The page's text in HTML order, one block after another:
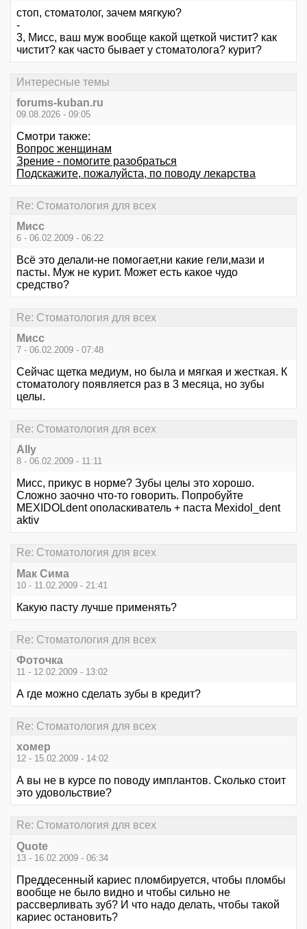
стоп, стоматолог, зачем мягкую?
-
3, Мисс, ваш муж вообще какой щеткой чистит? как
чистит? как часто бывает у стоматолога? курит?
Интересные темы
forums-kuban.ru
09.08.2026 - 09:05
Смотри также:
Вопрос женщинам
Зрение - помогите разобраться
Подскажите, пожалуйста, по поводу лекарства
Re: Стоматология для всех
Миcc
6 - 06.02.2009 - 06:22
Всё это делали-не помогает,ни какие гели,мази и
пасты. Муж не курит. Может есть какое чудо
средство?
Re: Стоматология для всех
Миcc
7 - 06.02.2009 - 07:48
Сейчас щетка медиум, но была и мягкая и жесткая. К
стоматологу появляется раз в 3 месяца, но зубы
целы.
Re: Стоматология для всех
Ally
8 - 06.02.2009 - 11:11
Мисс, прикус в норме? Зубы целы это хорошо.
Сложно заочно что-то говорить. Попробуйте
MEXIDOLdent ополаскиватель + паста Mexidol_dent
aktiv
Re: Стоматология для всех
Мак Сима
10 - 11.02.2009 - 21:41
Какую пасту лучше применять?
Re: Стоматология для всех
Фоточка
11 - 12.02.2009 - 13:02
А где можно сделать зубы в кредит?
Re: Стоматология для всех
хомер
12 - 15.02.2009 - 14:02
А вы не в курсе по поводу имплантов. Сколько стоит
это удовольствие?
Re: Стоматология для всех
Quote
13 - 16.02.2009 - 06:34
Преддесенный кариес пломбируется, чтобы пломбы
вообще не было видно и чтобы сильно не
рассверливать зуб? И что надо делать, чтобы такой
кариес остановить?